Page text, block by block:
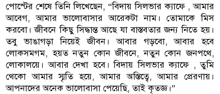
পোস্টের শেষে তিনি লিখেছেন, “বিদায় সিলভার ক্যাফে , আমার
আবেগ, আমার ভালোবাসার আরেকটা নাম। তোমাকে মিস
করবো। জীবনে কিছু সিদ্ধান্ত আছে যা বাস্তবতার জন্য নিতে হয়।
তবু ভাঙাগড়া নিয়েই জীবন। আবার গড়বো, আবার হবে
লোকসমগম, হয়ত নতুন কোন জীবনে, নতুন কোন জনপথে,
লোকালয়ে। আবার দেখা হবে। বিদায় সিলভার ক্যাফে , তুমি
থেকো আমার স্মৃতি হয়ে, আমার অস্তিত্বে, আমার প্রেরণায়।
আপনাদের অনেক ভালোবাসা পেয়েছি, তাই কৃতজ্ঞ।”